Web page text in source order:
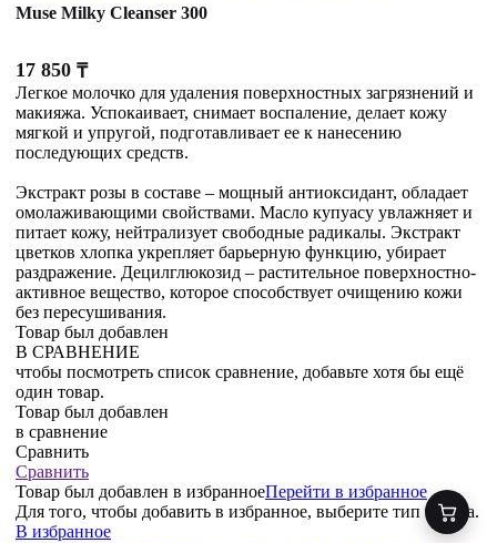
Muse Milky Cleanser 300
17 850 ₸
Легкое молочко для удаления поверхностных загрязнений и
макияжа. Успокаивает, снимает воспаление, делает кожу
мягкой и упругой, подготавливает ее к нанесению
последующих средств.
Экстракт розы в составе – мощный антиоксидант, обладает
омолаживающими свойствами. Масло купуасу увлажняет и
питает кожу, нейтрализует свободные радикалы. Экстракт
цветков хлопка укрепляет барьерную функцию, убирает
раздражение. Децилглюкозид – растительное поверхностно-
активное вещество, которое способствует очищению кожи
без пересушивания.
Товар был добавлен
В СРАВНЕНИЕ
чтобы посмотреть список сравнение, добавьте хотя бы ещё
один товар.
Товар был добавлен
в сравнение
Сравнить
Сравнить
Товар был добавлен в избранноеПерейти в избранное
Для того, чтобы добавить в избранное, выберите тип товара.
В избранное